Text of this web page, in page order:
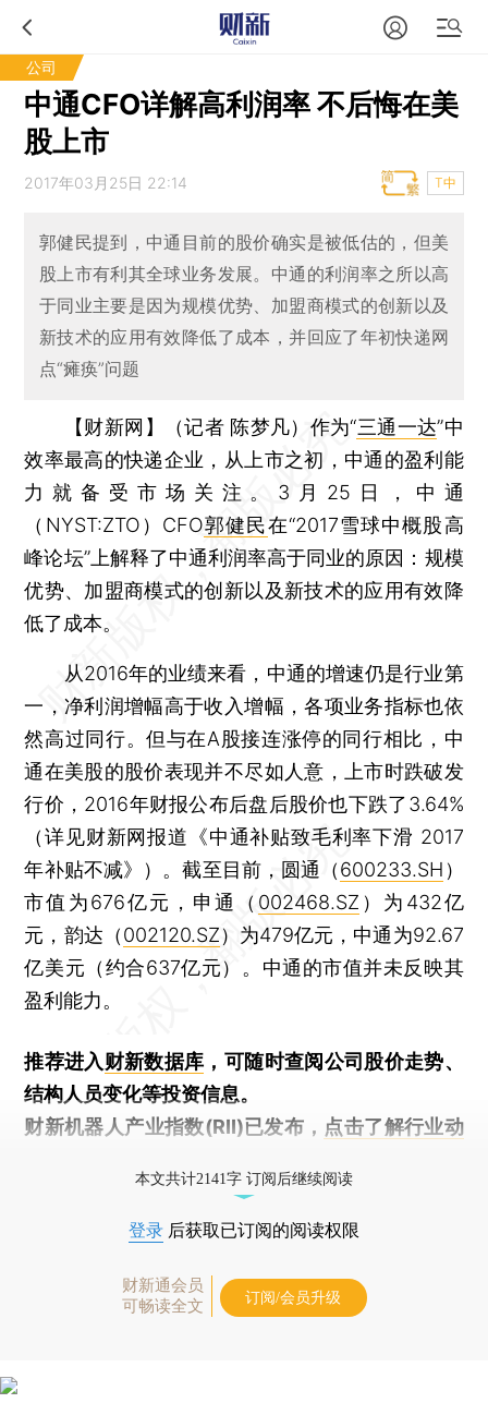
公司
中通CFO详解高利润率 不后悔在美
股上市
2017年03月25日 22:14 T中
郭健民提到，中通目前的股价确实是被低估的，但美
股上市有利其全球业务发展。中通的利润率之所以高
于同业主要是因为规模优势、加盟商模式的创新以及
新技术的应用有效降低了成本，并回应了年初快递网
点“瘫痪”问题
【财新网】（记者 陈梦凡） 作为“三通一达”中
效率最高的快递企业，从上市之初，中通的盈利能
力就备受市场关注。3月25日，中通
（NYST:ZTO）CFO郭健民在“2017雪球中概股高
峰论坛”上解释了中通利润率高于同业的原因：规模
优势、加盟商模式的创新以及新技术的应用有效降
低了成本。
从2016年的业绩来看，中通的增速仍是行业第
一，净利润增幅高于收入增幅，各项业务指标也依
然高过同行。但与在A股接连涨停的同行相比，中
通在美股的股价表现并不尽如人意，上市时跌破发
行价，2016年财报公布后盘后股价也下跌了3.64%
（详见财新网报道《中通补贴致毛利率下滑 2017
年补贴不减》）。截至目前，圆通（600233.SH ）
市值为676亿元，申通（ 002468.SZ ）为432亿
元，韵达（002120.SZ）为479亿元，中通为92.67
亿美元（约合637亿元）。中通的市值并未反映其
盈利能力。
推荐进入财新数据库 ，可随时查阅公司股价走势、
结构人员变化等投资信息。
财新机器人产业指数(RII)已发布， 点击了解行业动
本文共计2141字 订阅后继续阅读
登录 后获取已订阅的阅读权限
财新通会员
可畅读全文
订阅/会员升级